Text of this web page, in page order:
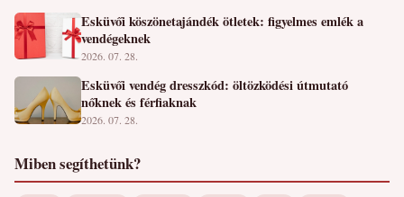
Esküvői köszönetajándék ötletek: figyelmes emlék a
vendégeknek
2026. 07. 28.
Esküvői vendég dresszkód: öltözködési útmutató
nőknek és férfiaknak
2026. 07. 28.
Miben segíthetünk?